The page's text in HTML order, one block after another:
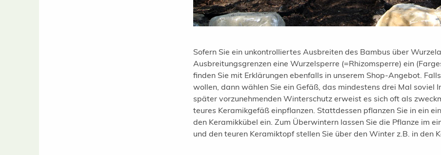
Sofern Sie ein unkontrolliertes Ausbreiten des Bambus über
Ausbreitungsgrenzen eine Wurzelsperre (=Rhizomsperre) ein
finden Sie mit Erklärungen ebenfalls in unserem Shop-Angebot.
wollen, dann wählen Sie ein Gefäß, das mindestens drei Mal soviel
später vorzunehmenden Winterschutz erweist es sich oft als
teures Keramikgefäß einpflanzen. Stattdessen pflanzen Sie in ein
den Keramikkübel ein. Zum Überwintern lassen Sie die Pflanze im
und den teuren Keramiktopf stellen Sie über den Winter z.B. in den